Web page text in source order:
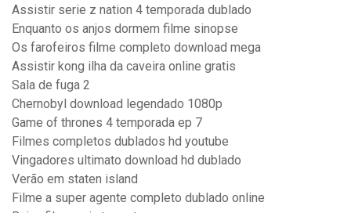
Assistir serie z nation 4 temporada dublado
Enquanto os anjos dormem filme sinopse
Os farofeiros filme completo download mega
Assistir kong ilha da caveira online gratis
Sala de fuga 2
Chernobyl download legendado 1080p
Game of thrones 4 temporada ep 7
Filmes completos dublados hd youtube
Vingadores ultimato download hd dublado
Verão em staten island
Filme a super agente completo dublado online